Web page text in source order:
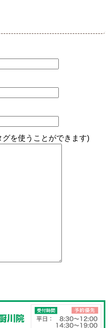
を使うことができます)